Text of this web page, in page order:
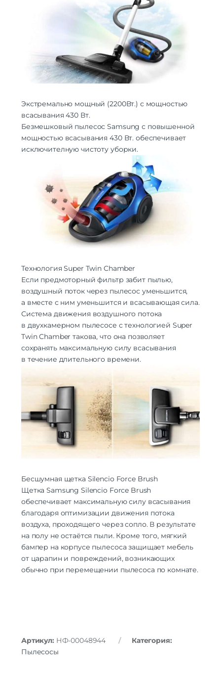
Экстремально мощный (2200Вт.) с мощностью
всасывания 430 Вт.
Безмешковый пылесос Samsung с повышенной
мощностью всасывания 430 Вт. обеспечивает
исключителную чистоту уборки.
Технология Super Twin Chamber
Если предмоторный фильтр забит пылью,
воздушный поток через пылесос уменьшится,
а вместе с ним уменьшится и всасывающая сила.
Система движения воздушного потока
в двухкамерном пылесосе с технологией Super
Twin Chamber такова, что она позволяет
сохранять максимальную силу всасывания
в течение длительного времени.
Бесшумная щетка Silencio Force Brush
Щетка Samsung Silencio Force Brush
обеспечивает максимальную силу всасывания
благодаря оптимизации движения потока
воздуха, проходящего через сопло. В результате
на полу не остаётся пыли. Кроме того, мягкий
бампер на корпусе пылесоса защищает мебель
от царапин и повреждений, возникающих
обычно при перемещении пылесоса по комнате.
Артикул: НФ-00048944
Категория:
Пылесосы